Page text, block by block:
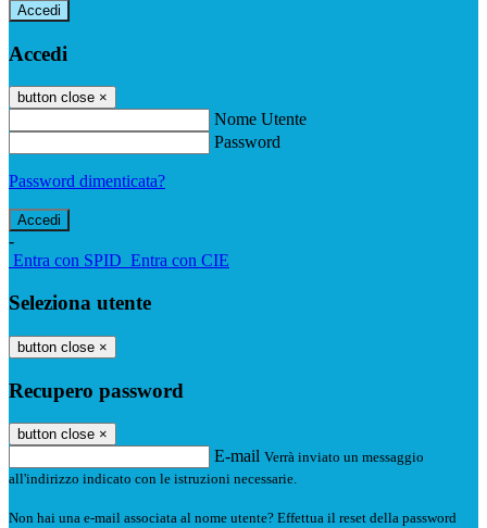
Accedi
Accedi
button close ×
Nome Utente
Password
Password dimenticata?
-
Entra con SPID Entra con CIE
Seleziona utente
button close ×
Recupero password
button close ×
E-mail Verrà inviato un messaggio
all'indirizzo indicato con le istruzioni necessarie.
Non hai una e-mail associata al nome utente? Effettua il reset della password